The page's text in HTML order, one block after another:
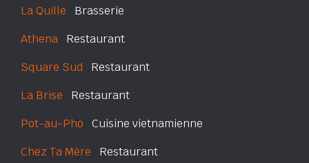
La Quille Brasserie
Athena Restaurant
Square Sud Restaurant
La Brise Restaurant
Pot-au-Pho Cuisine vietnamienne
Chez Ta Mère Restaurant